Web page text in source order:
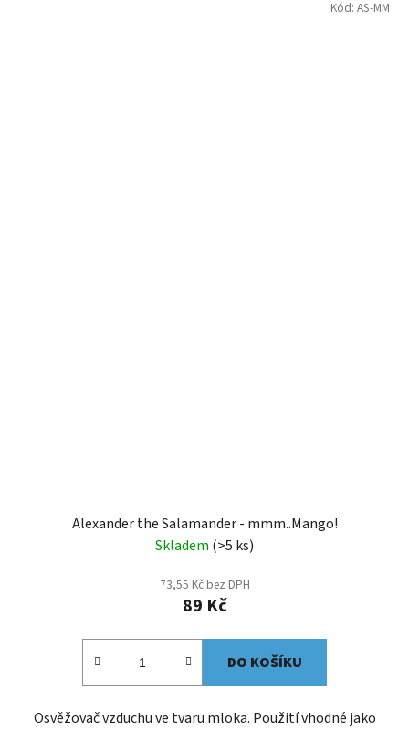
Alexander the Salamander - mmm..Mango!
Skladem (>5 ks)
73,55 Kč bez DPH
89 Kč
DO KOŠÍKU
Osvěžovač vzduchu ve tvaru mloka. Použití vhodné jako
Kód: AS-MM